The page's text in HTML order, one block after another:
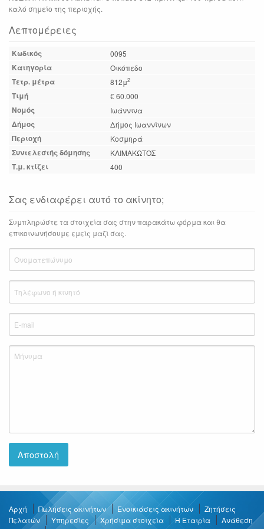
καλό σημείο της περιοχής.
Λεπτομέρειες
Κωδικός 0095
Κατηγορία Οικόπεδο
Τετρ. μέτρα 812μ2
Τιμή € 60.000
Νομός Ιωάννινα
Δήμος Δήμος Ιωαννίνων
Περιοχή Κοσμηρά
Συντελεστής δόμησης ΚΛΙΜΑΚΩΤΟΣ
Τ.μ. κτίζει 400
Σας ενδιαφέρει αυτό το ακίνητο;
Συμπληρώστε τα στοιχεία σας στην παρακάτω φόρμα και θα
επικοινωνήσουμε εμείς μαζί σας.
Αρχή Πωλήσεις ακινήτων Ενοικιάσεις ακινήτων
Ζητήσεις
Πελατών
Υπηρεσίες Χρήσιμα στοιχεία Η Εταιρία
Ανάθεση